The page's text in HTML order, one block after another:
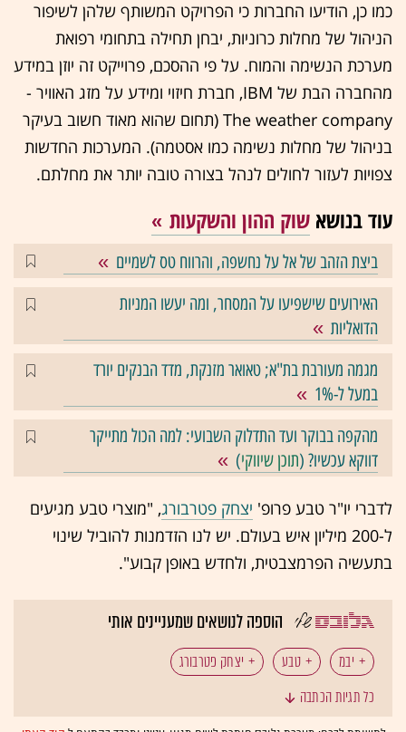
כמו כן, הודיעו החברות כי הפרויקט המשותף שלהן לשיפור
הניהול של מחלות כרוניות, יבחן תחילה בתחומי רפואת
מערכת הנשימה והמוח. על פי ההסכם, פרוייקט זה יוזן במידע
מהחברה הבת של IBM, חברת חיזוי ומידע על מזג האוויר -
The weather company (תחום שהוא מאוד חשוב בעיקר
בניהול של מחלות נשימה כמו אסטמה). המערכות החדשות
צפויות לעזור לחולים לנהל בצורה טובה יותר את מחלתם.
עוד בנושא שוק ההון והשקעות
ביצת הזהב של אל על נחשפה, והרווח טס לשמיים
האירועים שישפיעו על המסחר, ומה יעשו המניות
הדואליות
מגמה מעורבת בת"א; טאואר מזנקת, מדד הבנקים יורד
במעל ל-1%
מהקפה בבוקר ועד התדלוק השבועי: למה הכול מתייקר
דווקא עכשיו? (תוכן שיווקי)
לדברי יו"ר טבע פרופ' יצחק פטרבורג, "מוצרי טבע מגיעים
ל-200 מיליון איש בעולם. יש לנו הזדמנות להוביל שינוי
בתעשיה הפרמצבטית, ולחדש באופן קבוע".
הוספה לנושאים שמעניינים אותי
יבמ טבע יצחק פטרבורג
מנהל המזון והתרופות (FDA)
כל תגיות הכתבה